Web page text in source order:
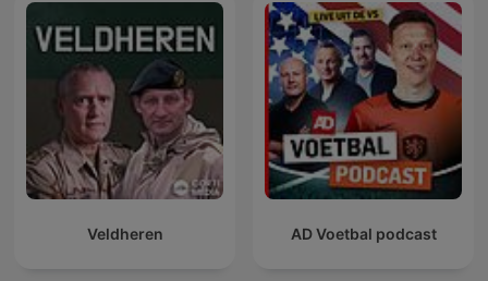
Veldheren AD Voetbal podcast